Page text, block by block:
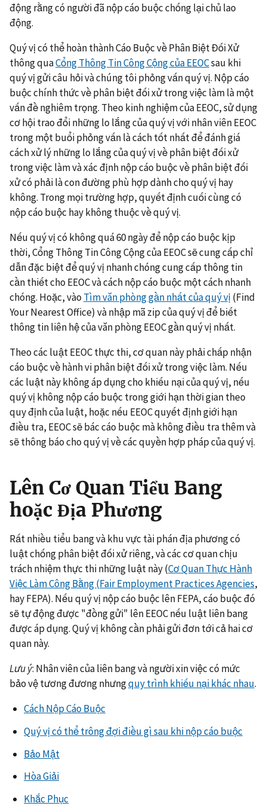
động rằng có người đã nộp cáo buộc chống lại chủ lao
động.
Quý vị có thể hoàn thành Cáo Buộc về Phân Biệt Đối Xử
thông quaCổng Thông Tin Công Cộng của EEOCsau khi
quý vị gửi câu hỏi và chúng tôi phỏng vấn quý vị. Nộp cáo
buộc chính thức về phân biệt đối xử trong việc làm là một
vấn đề nghiêm trọng. Theo kinh nghiệm của EEOC, sử dụng
cơ hội trao đổi những lo lắng của quý vị với nhân viên EEOC
trong một buổi phỏng vấn là cách tốt nhất để đánh giá
cách xử lý những lo lắng của quý vị về phân biệt đối xử
trong việc làm và xác định nộp cáo buộc về phân biệt đối
xử có phải là con đường phù hợp dành cho quý vị hay
không. Trong mọi trường hợp, quyết định cuối cùng có
nộp cáo buộc hay không thuộc về quý vị.
Nếu quý vị có không quá 60 ngày để nộp cáo buộc kịp
thời, Cổng Thông Tin Công Cộng của EEOC sẽ cung cấp chỉ
dẫn đặc biệt để quý vị nhanh chóng cung cấp thông tin
cần thiết cho EEOC và cách nộp cáo buộc một cách nhanh
chóng. Hoặc, vào Tìm văn phòng gần nhất của quý vị (Find
Your Nearest Office) và nhập mã zip của quý vị để biết
thông tin liên hệ của văn phòng EEOC gần quý vị nhất.
Theo các luật EEOC thực thi, cơ quan này phải chấp nhận
cáo buộc về hành vi phân biệt đối xử trong việc làm. Nếu
các luật này không áp dụng cho khiếu nại của quý vị, nếu
quý vị không nộp cáo buộc trong giới hạn thời gian theo
quy định của luật, hoặc nếu EEOC quyết định giới hạn
điều tra, EEOC sẽ bác cáo buộc mà không điều tra thêm và
sẽ thông báo cho quý vị về các quyền hợp pháp của quý vị.
Lên Cơ Quan Tiểu Bang
hoặc Địa Phương
Rất nhiều tiểu bang và khu vực tài phán địa phương có
luật chống phân biệt đối xử riêng, và các cơ quan chịu
trách nhiệm thực thi những luật này (Cơ Quan Thực Hành
Việc Làm Công Bằng (Fair Employment Practices Agencies,
hay FEPA). Nếu quý vị nộp cáo buộc lên FEPA, cáo buộc đó
sẽ tự động được "đồng gửi" lên EEOC nếu luật liên bang
được áp dụng. Quý vị không cần phải gửi đơn tới cả hai cơ
quan này.
Lưu ý: Nhân viên của liên bang và người xin việc có mức
bảo vệ tương đương nhưngquy trình khiếu nại khác nhau.
Cách Nộp Cáo Buộc
Quý vị có thể trông đợi điều gì sau khi nộp cáo buộc
Bảo Mật
Hòa Giải
Khắc Phục